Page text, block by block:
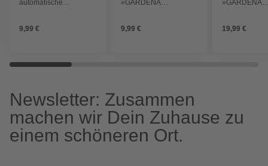
automatische
9,99 €
»GARDENA
anthrazit
9,99 €
»GARDENA
cm, anthrazit
19,99 €
Newsletter: Zusammen
machen wir Dein Zuhause zu
einem schöneren Ort.